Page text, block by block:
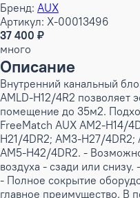
Бренд: AUX
Артикул: X-00013496
37 400 ₽
много
Описание
Внутренний канальный
AMLD-H12/4R2 позволяет
помещение до 35м2.
FreeMatch AUX AM2-H14/
H21/4DR2; AM3-H27/
AM5-H42/4DR2. -
воздуха - сзади или снизу.
- Полное сокрытие
главное преимущество. В